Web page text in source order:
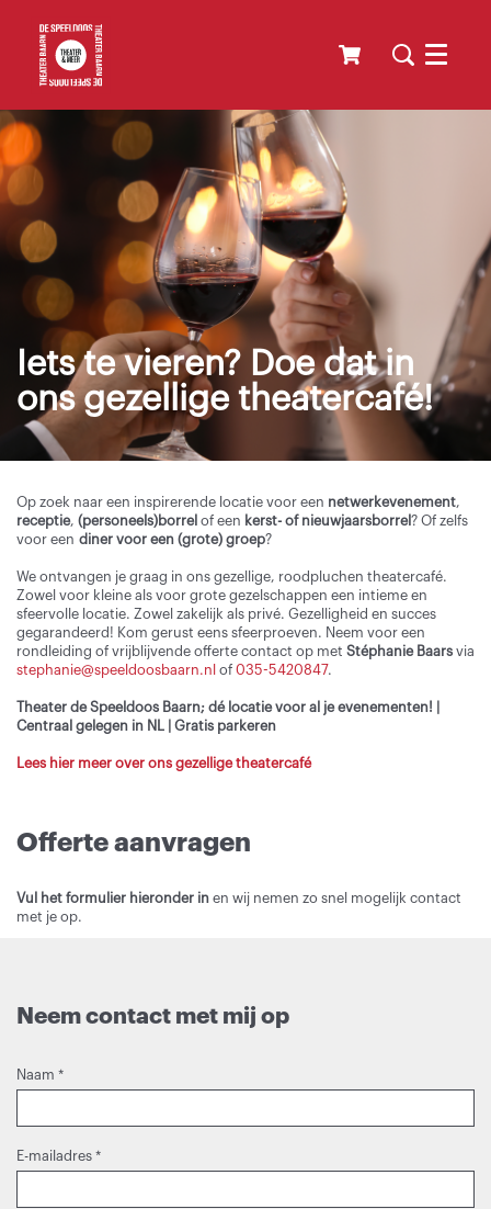
Menu
Iets te vieren? Doe dat in
ons gezellige theatercafé!
Op zoek naar een inspirerende locatie voor een netwerkevenement,
receptie, (personeels)borrel of een kerst- of nieuwjaarsborrel? Of zelfs
voor een diner voor een (grote) groep?
We ontvangen je graag in ons gezellige, roodpluchen theatercafé.
Zowel voor kleine als voor grote gezelschappen een intieme en
sfeervolle locatie. Zowel zakelijk als privé. Gezelligheid en succes
gegarandeerd! Kom gerust eens sfeerproeven. Neem voor een
rondleiding of vrijblijvende offerte contact op met Stéphanie Baars via
stephanie@speeldoosbaarn.nl of 035-5420847.
Theater de Speeldoos Baarn; dé locatie voor al je evenementen! |
Centraal gelegen in NL | Gratis parkeren
Lees hier meer over ons gezellige theatercafé
Offerte aanvragen
Vul het formulier hieronder in en wij nemen zo snel mogelijk contact
met je op.
Neem contact met mij op
Naam *
E-mailadres *